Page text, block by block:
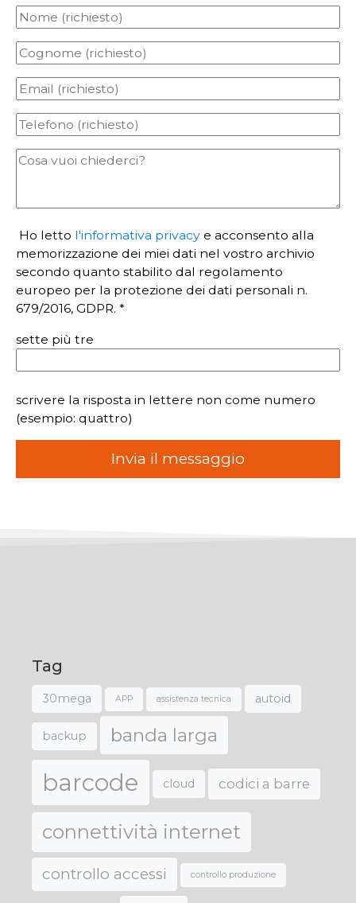
Ho letto l'informativa privacy e acconsento alla
memorizzazione dei miei dati nel vostro archivio
secondo quanto stabilito dal regolamento
europeo per la protezione dei dati personali n.
679/2016, GDPR. *
sette più tre
scrivere la risposta in lettere non come numero
(esempio: quattro)
Tag
30mega APP assistenza tecnica autoid
backup banda larga
barcode cloud codici a barre
connettività internet
controllo accessi controllo produzione